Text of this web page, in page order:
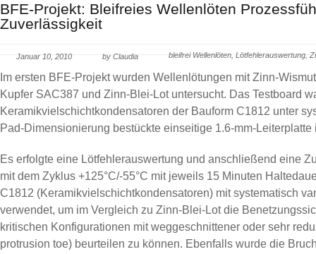
BFE-Projekt: Bleifreies Wellenlöten
Zuverlässigkeit
Januar 10, 2010 by Claudia bleifrei Wellenlöten Lötfehlerauswertung
Im ersten BFE-Projekt wurden Wellenlötungen mit Zinn-
Kupfer SAC387 und Zinn-Blei-Lot untersucht. Das Testboard
Keramikvielschichtkondensatoren der Bauform C1812 unter
Pad-Dimensionierung bestückte einseitige 1.6-mm-Leiterplatte
Es erfolgte eine Lötfehlerauswertung und anschließend eine
mit dem Zyklus +125°C/-55°C mit jeweils 15 Minuten
C1812 (Keramikvielschichtkondensatoren) mit systematisch
verwendet, um im Vergleich zu Zinn-Blei-Lot die
kritischen Konfigurationen mit weggeschnittener oder sehr
protrusion toe) beurteilen zu können. Ebenfalls wurde die